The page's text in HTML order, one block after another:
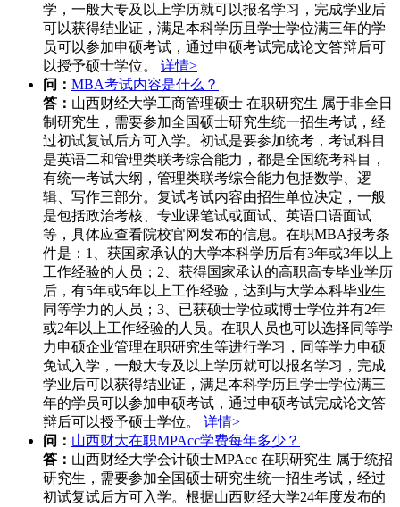
学，一般大专及以上学历就可以报名学习，完成学业后
可以获得结业证，满足本科学历且学士学位满三年的学
员可以参加申硕考试，通过申硕考试完成论文答辩后可
以授予硕士学位。 详情>
问： MBA考试内容是什么？
答： 山西财经大学工商管理硕士 在职研究生 属于非全日
制研究生，需要参加全国硕士研究生统一招生考试，经
过初试复试后方可入学。初试是要参加统考，考试科目
是英语二和管理类联考综合能力，都是全国统考科目，
有统一考试大纲，管理类联考综合能力包括数学、逻
辑、写作三部分。复试考试内容由招生单位决定，一般
是包括政治考核、专业课笔试或面试、英语口语面试
等，具体应查看院校官网发布的信息。在职MBA报考条
件是：1、获国家承认的大学本科学历后有3年或3年以上
工作经验的人员；2、获得国家承认的高职高专毕业学历
后，有5年或5年以上工作经验，达到与大学本科毕业生
同等学力的人员；3、已获硕士学位或博士学位并有2年
或2年以上工作经验的人员。在职人员也可以选择同等学
力申硕企业管理在职研究生等进行学习，同等学力申硕
免试入学，一般大专及以上学历就可以报名学习，完成
学业后可以获得结业证，满足本科学历且学士学位满三
年的学员可以参加申硕考试，通过申硕考试完成论文答
辩后可以授予硕士学位。 详情>
问： 山西财大在职MPAcc学费每年多少？
答： 山西财经大学会计硕士MPAcc 在职研究生 属于统招
研究生，需要参加全国硕士研究生统一招生考试，经过
初试复试后方可入学。根据山西财经大学24年度发布的